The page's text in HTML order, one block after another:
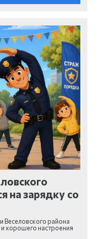
на зарядку со
Веселовского района
хорошего настроения